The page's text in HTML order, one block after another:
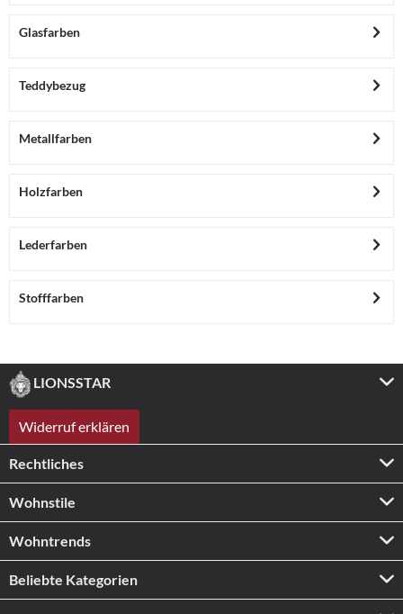
Glasfarben
Teddybezug
Metallfarben
Holzfarben
Lederfarben
Stofffarben
LIONSSTAR
Widerruf erklären
Rechtliches
Wohnstile
Wohntrends
Beliebte Kategorien